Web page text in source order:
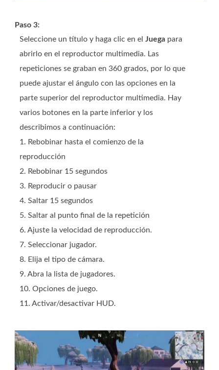
Paso 3:
Seleccione un título y haga clic en el Juega para
abrirlo en el reproductor multimedia. Las
repeticiones se graban en 360 grados, por lo que
puede ajustar el ángulo con las opciones en la
parte superior del reproductor multimedia. Hay
varios botones en la parte inferior y los
describimos a continuación:
1. Rebobinar hasta el comienzo de la
reproducción
2. Rebobinar 15 segundos
3. Reproducir o pausar
4. Saltar 15 segundos
5. Saltar al punto final de la repetición
6. Ajuste la velocidad de reproducción.
7. Seleccionar jugador.
8. Elija el tipo de cámara.
9. Abra la lista de jugadores.
10. Opciones de juego.
11. Activar/desactivar HUD.